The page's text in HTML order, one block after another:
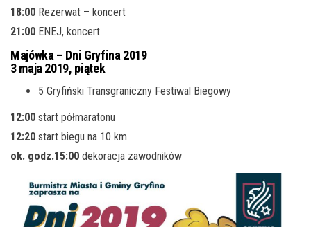
18:00 Rezerwat – koncert
21:00 ENEJ, koncert
Majówka – Dni Gryfina 2019
3 maja 2019, piątek
5 Gryfiński Transgraniczny Festiwal Biegowy
12:00 start półmaratonu
12:20 start biegu na 10 km
ok. godz.15:00 dekoracja zawodników